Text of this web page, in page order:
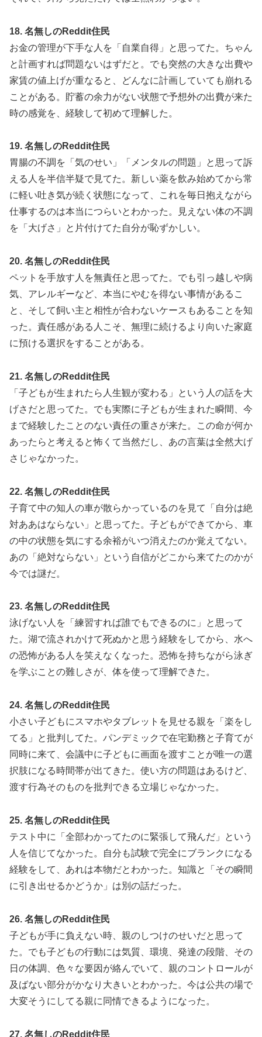
18. 名無しのReddit住民
お金の管理が下手な人を「自業自得」と思ってた。ちゃん
と計画すれば問題ないはずだと。でも突然の大きな出費や
家賃の値上げが重なると、どんなに計画していても崩れる
ことがある。貯蓄の余力がない状態で予想外の出費が来た
時の感覚を、経験して初めて理解した。
19. 名無しのReddit住民
胃腸の不調を「気のせい」「メンタルの問題」と思って訴
える人を半信半疑で見てた。新しい薬を飲み始めてから常
に軽い吐き気が続く状態になって、これを毎日抱えながら
仕事するのは本当につらいとわかった。見えない体の不調
を「大げさ」と片付けてた自分が恥ずかしい。
20. 名無しのReddit住民
ペットを手放す人を無責任と思ってた。でも引っ越しや病
気、アレルギーなど、本当にやむを得ない事情があるこ
と、そして飼い主と相性が合わないケースもあることを知
った。責任感がある人こそ、無理に続けるより向いた家庭
に預ける選択をすることがある。
21. 名無しのReddit住民
「子どもが生まれたら人生観が変わる」という人の話を大
げさだと思ってた。でも実際に子どもが生まれた瞬間、今
まで経験したことのない責任の重さが来た。この命が何か
あったらと考えると怖くて当然だし、あの言葉は全然大げ
さじゃなかった。
22. 名無しのReddit住民
子育て中の知人の車が散らかっているのを見て「自分は絶
対ああはならない」と思ってた。子どもができてから、車
の中の状態を気にする余裕がいつ消えたのか覚えてない。
あの「絶対ならない」という自信がどこから来てたのかが
今では謎だ。
23. 名無しのReddit住民
泳げない人を「練習すれば誰でもできるのに」と思って
た。湖で流されかけて死ぬかと思う経験をしてから、水へ
の恐怖がある人を笑えなくなった。恐怖を持ちながら泳ぎ
を学ぶことの難しさが、体を使って理解できた。
24. 名無しのReddit住民
小さい子どもにスマホやタブレットを見せる親を「楽をし
てる」と批判してた。パンデミックで在宅勤務と子育てが
同時に来て、会議中に子どもに画面を渡すことが唯一の選
択肢になる時間帯が出てきた。使い方の問題はあるけど、
渡す行為そのものを批判できる立場じゃなかった。
25. 名無しのReddit住民
テスト中に「全部わかってたのに緊張して飛んだ」という
人を信じてなかった。自分も試験で完全にブランクになる
経験をして、あれは本物だとわかった。知識と「その瞬間
に引き出せるかどうか」は別の話だった。
26. 名無しのReddit住民
子どもが手に負えない時、親のしつけのせいだと思って
た。でも子どもの行動には気質、環境、発達の段階、その
日の体調、色々な要因が絡んでいて、親のコントロールが
及ばない部分がかなり大きいとわかった。今は公共の場で
大変そうにしてる親に同情できるようになった。
27. 名無しのReddit住民